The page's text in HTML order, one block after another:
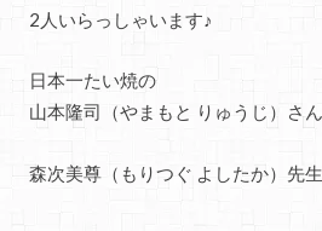
2人いらっしゃいます♪
日本一たい焼の
山本隆司（やまもと りゅうじ）さん
森次美尊（もりつぐ よしたか）先生